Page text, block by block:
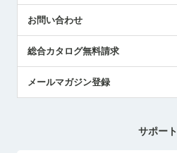
お問い合わせ
総合カタログ無料請求
メールマガジン登録
サポート